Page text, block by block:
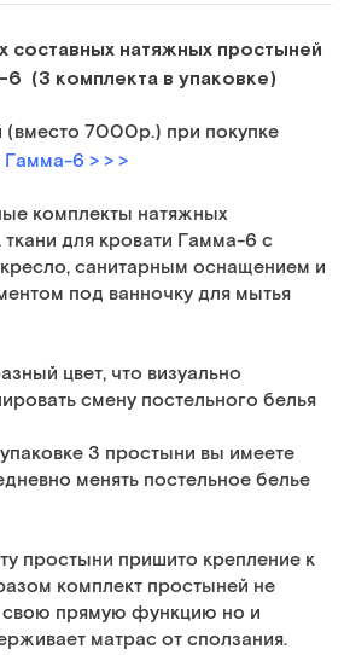
составных натяжных простыней
6 (3 комплекта в упаковке)
7000р.) при покупке
Гамма-6 > > >
комплекты натяжных
для кровати Гамма-6 c
санитарным оснащением и
под ванночку для мытья
цвет, что визуально
смену постельного белья
упаковке 3 простыни вы имеете
менять постельное белье
простыни пришито крепление к
комплект простыней не
свою прямую функцию но и
матрас от сползания.